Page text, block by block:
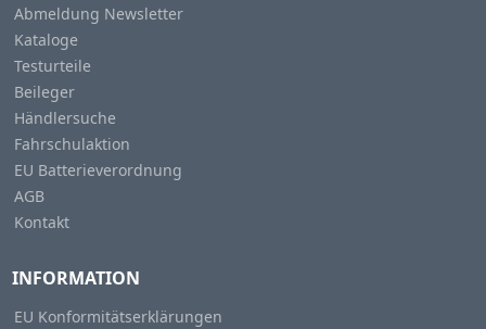
Abmeldung Newsletter
Kataloge
Testurteile
Beileger
Händlersuche
Fahrschulaktion
EU Batterieverordnung
AGB
Kontakt
INFORMATION
EU Konformitätserklärungen